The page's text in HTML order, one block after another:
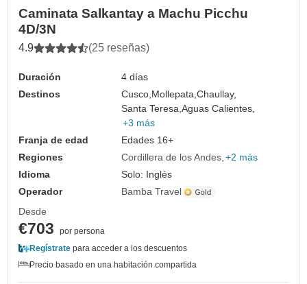
Caminata Salkantay a Machu Picchu
4D/3N
4.9 (25 reseñas)
Duración
4 días
Destinos
Cusco, Mollepata,Chaullay,
Santa Teresa,Aguas Calientes,
+3 más
Franja de edad
Edades 16+
Regiones
Cordillera de los Andes +2 más
Idioma
Solo: Inglés
Operador
Bamba Travel
Desde
€703
por persona
Regístrate para acceder a los descuentos
Precio basado en una habitación compartida